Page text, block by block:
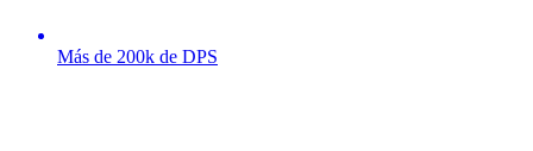
Más de 200k de DPS